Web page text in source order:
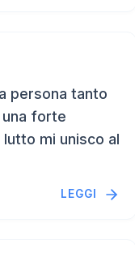
persona tanto
una forte
mi unisco al
LEGGI